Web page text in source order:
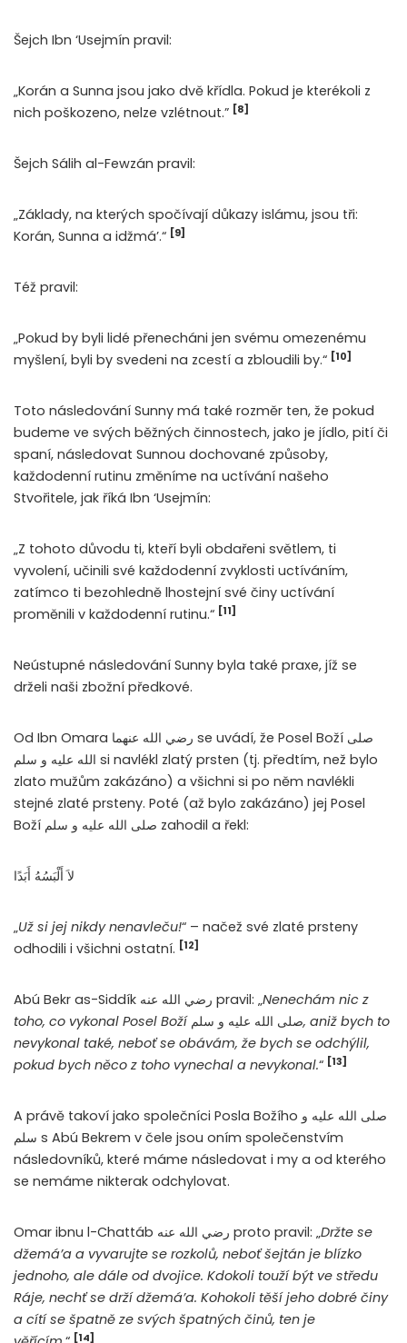
Šejch Ibn ‘Usejmín pravil:
„Korán a Sunna jsou jako dvě křídla. Pokud je kterékoli z
nich poškozeno, nelze vzlétnout.” [8]
Šejch Sálih al-Fewzán pravil:
„Základy, na kterých spočívají důkazy islámu, jsou tři:
Korán, Sunna a idžmá’.“ [9]
Též pravil:
„Pokud by byli lidé přenecháni jen svému omezenému
myšlení, byli by svedeni na zcestí a zbloudili by.“ [10]
Toto následování Sunny má také rozměr ten, že pokud
budeme ve svých běžných činnostech, jako je jídlo, pití či
spaní, následovat Sunnou dochované způsoby,
každodenní rutinu změníme na uctívání našeho
Stvořitele, jak říká Ibn ‘Usejmín:
„Z tohoto důvodu ti, kteří byli obdařeni světlem, ti
vyvolení, učinili své každodenní zvyklosti uctíváním,
zatímco ti bezohledně lhostejní své činy uctívání
proměnili v každodenní rutinu.“ [11]
Neústupné následování Sunny byla také praxe, jíž se
drželi naši zbožní předkové.
Od Ibn Omara رضي الله عنهما se uvádí, že Posel Boží صلى
الله عليه و سلم si navlékl zlatý prsten (tj. předtím, než bylo
zlato mužům zakázáno) a všichni si po něm navlékli
stejné zlaté prsteny. Poté (až bylo zakázáno) jej Posel
Boží صلى الله عليه و سلم zahodil a řekl:
‏ لاَ أَلْبَسُهُ أَبَدًا
„Už si jej nikdy nenavleču!“ – načež své zlaté prsteny
odhodili i všichni ostatní. [12]
Abú Bekr as-Siddík رضي الله عنه pravil: „Nenechám nic z
toho, co vykonal Posel Boží صلى الله عليه و سلم, aniž bych to
nevykonal také, neboť se obávám, že bych se odchýlil,
pokud bych něco z toho vynechal a nevykonal.“ [13]
A právě takoví jako společníci Posla Božího صلى الله عليه و
سلم s Abú Bekrem v čele jsou oním společenstvím
následovníků, které máme následovat i my a od kterého
se nemáme nikterak odchylovat.
Omar ibnu l-Chattáb رضي الله عنه proto pravil: „Držte se
džemá’a a vyvarujte se rozkolů, neboť šejtán je blízko
jednoho, ale dále od dvojice. Kdokoli touží být ve středu
Ráje, nechť se drží džemá’a. Kohokoli těší jeho dobré činy
a cítí se špatně ze svých špatných činů, ten je
[14]